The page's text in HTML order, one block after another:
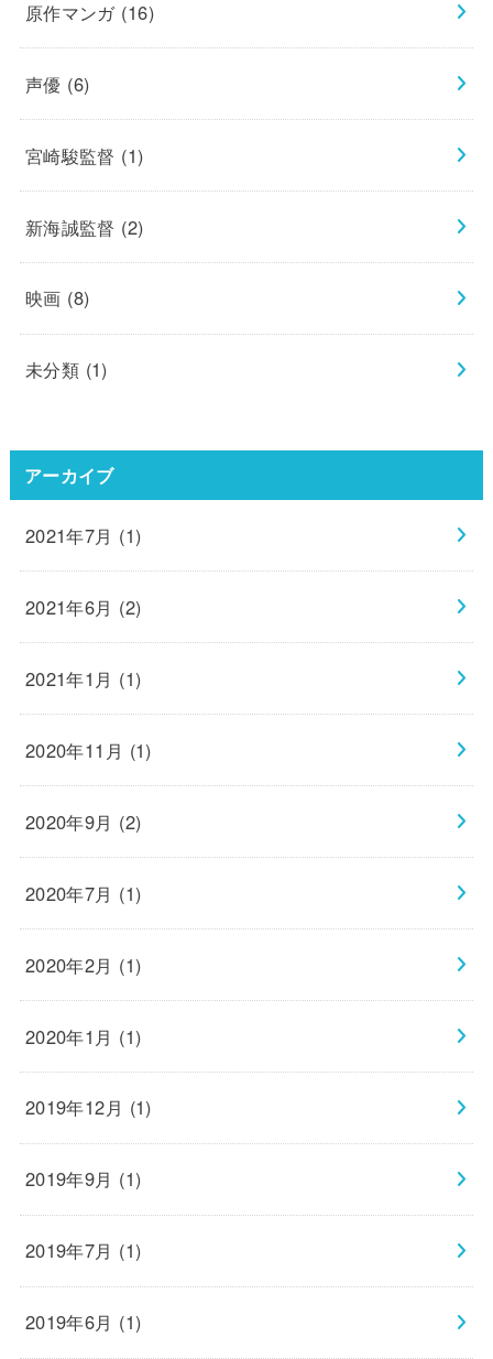
原作マンガ (16)
声優 (6)
宮崎駿監督 (1)
新海誠監督 (2)
映画 (8)
未分類 (1)
アーカイブ
2021年7月 (1)
2021年6月 (2)
2021年1月 (1)
2020年11月 (1)
2020年9月 (2)
2020年7月 (1)
2020年2月 (1)
2020年1月 (1)
2019年12月 (1)
2019年9月 (1)
2019年7月 (1)
2019年6月 (1)